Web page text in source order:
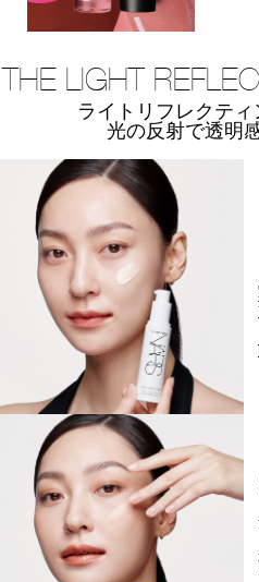
THE LIGHT
ライトリフレクテ
光の反射で透明